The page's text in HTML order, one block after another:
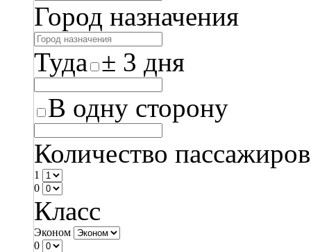
Город назначения
Туда ± 3 дня
В одну сторону
Количество пассажиров
1
0
Класс
Эконом
0